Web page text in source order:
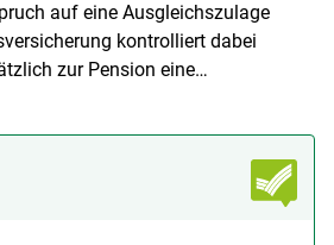
auf eine Ausgleichszulage
kontrolliert dabei
zur Pension eine